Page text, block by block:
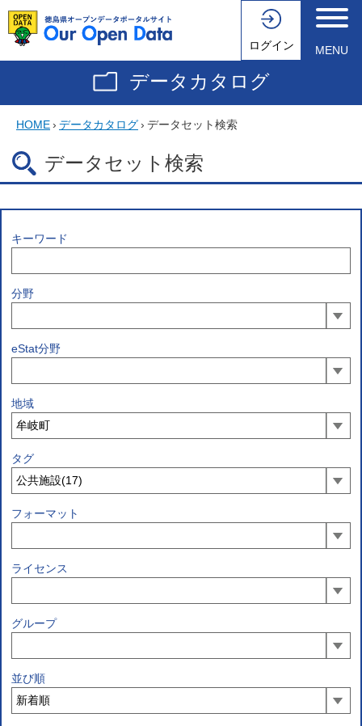
ログイン MENU
データカタログ
HOME› データカタログ› データセット検索
データセット検索
キーワード
分野
eStat分野
地域
タグ
フォーマット
ライセンス
グループ
並び順